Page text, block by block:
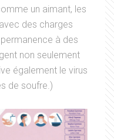
un aimant, les
des charges
à des
non seulement
également le virus
de soufre.)